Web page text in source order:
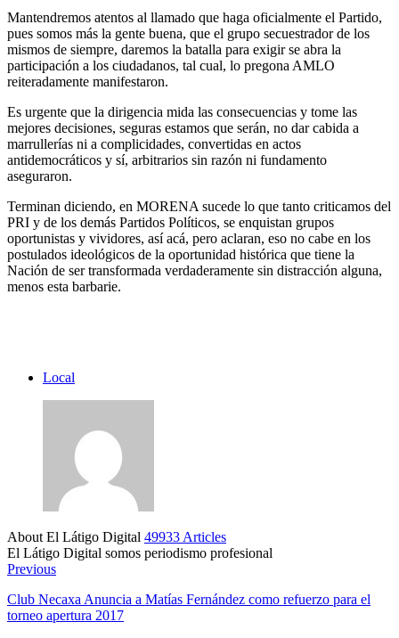
Mantendremos atentos al llamado que haga oficialmente el Partido,
pues somos más la gente buena, que el grupo secuestrador de los
mismos de siempre, daremos la batalla para exigir se abra la
participación a los ciudadanos, tal cual, lo pregona AMLO
reiteradamente manifestaron.
Es urgente que la dirigencia mida las consecuencias y tome las
mejores decisiones, seguras estamos que serán, no dar cabida a
marrullerías ni a complicidades, convertidas en actos
antidemocráticos y sí, arbitrarios sin razón ni fundamento
aseguraron.
Terminan diciendo, en MORENA sucede lo que tanto criticamos del
PRI y de los demás Partidos Políticos, se enquistan grupos
oportunistas y vividores, así acá, pero aclaran, eso no cabe en los
postulados ideológicos de la oportunidad histórica que tiene la
Nación de ser transformada verdaderamente sin distracción alguna,
menos esta barbarie.
Local
About El Látigo Digital 49933 Articles
El Látigo Digital somos periodismo profesional
Website
Facebook
Previous
Club Necaxa Anuncia a Matías Fernández como refuerzo para el
torneo apertura 2017